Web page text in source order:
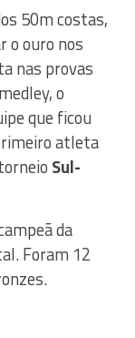
50m costas,
o ouro nos
nas provas
o
que ficou
atleta
Sul-
da
Foram 12